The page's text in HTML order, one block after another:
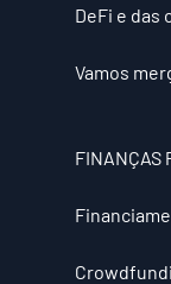
DeFi e das
Vamos
FINANÇAS